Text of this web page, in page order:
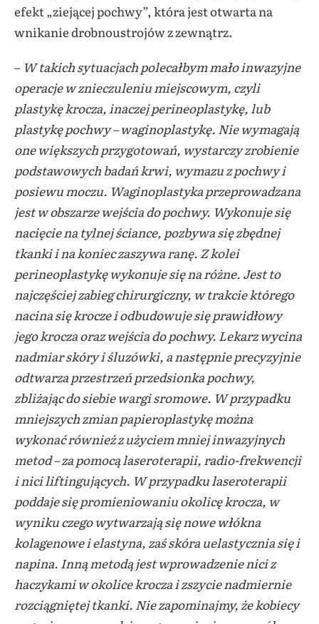
efekt „ziejącej pochwy”, która jest otwarta na
wnikanie drobnoustrojów z zewnątrz.
– W takich sytuacjach polecałbym mało inwazyjne
operacje w znieczuleniu miejscowym, czyli
plastykę krocza, inaczej perineoplastykę, lub
plastykę pochwy – waginoplastykę. Nie wymagają
one większych przygotowań, wystarczy zrobienie
podstawowych badań krwi, wymazu z pochwy i
posiewu moczu. Waginoplastyka przeprowadzana
jest w obszarze wejścia do pochwy. Wykonuje się
nacięcie na tylnej ściance, pozbywa się zbędnej
tkanki i na koniec zaszywa ranę. Z kolei
perineoplastykę wykonuje się na różne. Jest to
najczęściej zabieg chirurgiczny, w trakcie którego
nacina się krocze i odbudowuje się prawidłowy
jego krocza oraz wejścia do pochwy. Lekarz wycina
nadmiar skóry i śluzówki, a następnie precyzyjnie
odtwarza przestrzeń przedsionka pochwy,
zbliżając do siebie wargi sromowe. W przypadku
mniejszych zmian papieroplastykę można
wykonać również z użyciem mniej inwazyjnych
metod – za pomocą laseroterapii, radio-frekwencji
i nici liftingujących. W przypadku laseroterapii
poddaje się promieniowaniu okolicę krocza, w
wyniku czego wytwarzają się nowe włókna
kolagenowe i elastyna, zaś skóra uelastycznia się i
napina. Inną metodą jest wprowadzenie nici z
haczykami w okolice krocza i zszycie nadmiernie
rozciągniętej tkanki. Nie zapominajmy, że kobiecy